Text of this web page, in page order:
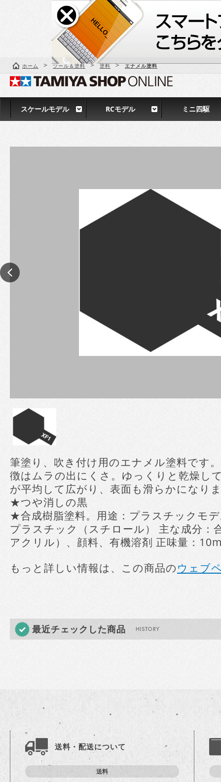
スケールモデル RCモデル ミニ四駆
ホーム > ツール＆塗料 > 塗料 > エナメル塗料
筆塗り、吹き付け用のエナメル塗料です
徴はムラの出にくさ。ゆっくりと乾燥し
が平均して広がり、表面も滑らかになり
★つや消しの黒
★合成樹脂塗料。用途：プラスチックモ
プラスチック（スチロール） 主な成分：
アクリル）、顔料、有機溶剤 正味量：
もっと詳しい情報は、この商品のウェブ
最近チェックした商品
送料・配送について
送料